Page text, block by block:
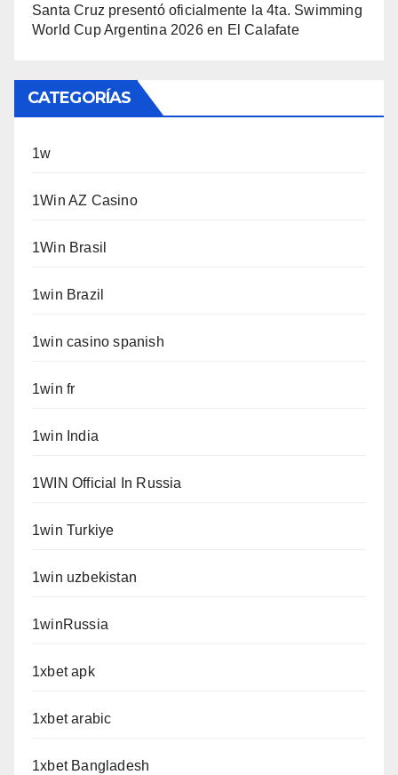
Santa Cruz presentó oficialmente la 4ta. Swimming
World Cup Argentina 2026 en El Calafate
CATEGORÍAS
1w
1Win AZ Casino
1Win Brasil
1win Brazil
1win casino spanish
1win fr
1win India
1WIN Official In Russia
1win Turkiye
1win uzbekistan
1winRussia
1xbet apk
1xbet arabic
1xbet Bangladesh